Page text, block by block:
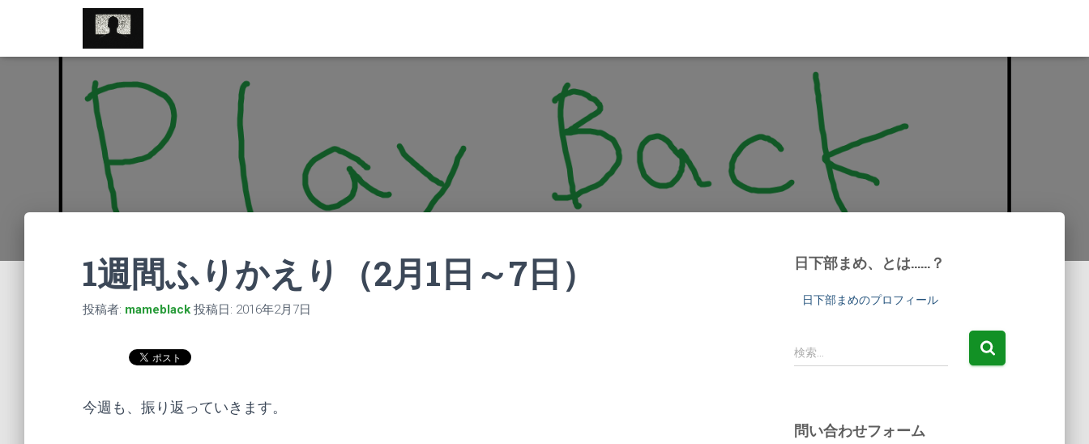
//pagead2.googlesyndication.com/pagead/js/adsbygoogle.js
1週間ふりかえり（2月1日～7日）
投稿者: mameblack 投稿日: 2016年2月7日
今週も、振り返っていきます。
日下部まめ、とは……？
日下部まめのプロフィール
検
索:
検索…
問い合わせフォーム